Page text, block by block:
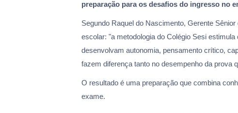
preparação para os desafios do ingresso no
Segundo Raquel do Nascimento, Gerente
escolar: "a metodologia do Colégio Sesi
desenvolvam autonomia, pensamento crítico,
fazem diferença tanto no desempenho da prova
O resultado é uma preparação que combina
exame.